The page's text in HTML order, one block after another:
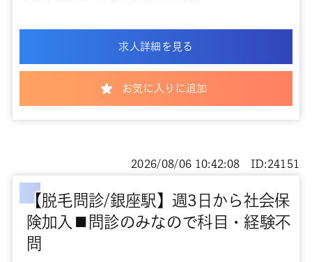
求人詳細を見る
お気に入りに追加
【脱毛問診/銀座駅】週3日から社会保
険加入■問診のみなので科目・経験不
問
2026/08/06 10:42:08 ID:24151